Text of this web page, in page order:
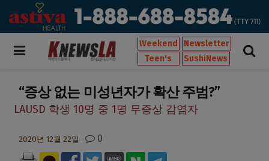
Weekend
Newsletter
Teen's
SushiNews
“증상 없는 미성년자가 확산 주범?”
LAUSD 학생 10명 중 1명 무증상 감염자
2020년 12월 22일 0